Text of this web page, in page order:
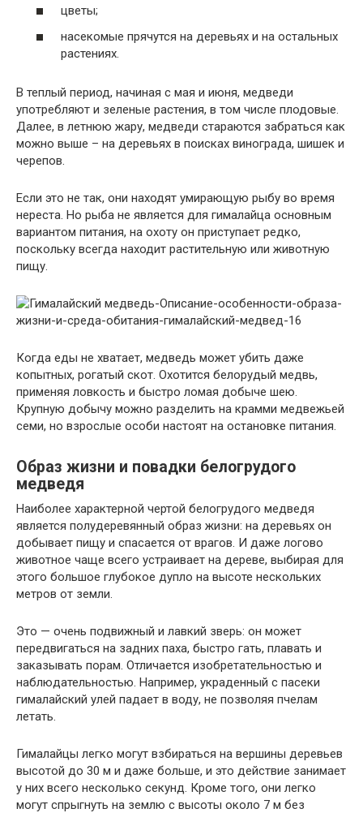
цветы;
насекомые прячутся на деревьях и на остальных
растениях.
В теплый период, начиная с мая и июня, медведи
употребляют и зеленые растения, в том числе плодовые.
Далее, в летнюю жару, медведи стараются забраться как
можно выше – на деревьях в поисках винограда, шишек и
черепов.
Если это не так, они находят умирающую рыбу во время
нереста. Но рыба не является для гималайца основным
вариантом питания, на охоту он приступает редко,
поскольку всегда находит растительную или животную
пищу.
Когда еды не хватает, медведь может убить даже
копытных, рогатый скот. Охотится белорудый медвь,
применяя ловкость и быстро ломая добыче шею.
Крупную добычу можно разделить на крамми медвежьей
семи, но взрослые особи настоят на остановке питания.
Образ жизни и повадки белогрудого
медведя
Наиболее характерной чертой белогрудого медведя
является полудеревянный образ жизни: на деревьях он
добывает пищу и спасается от врагов. И даже логово
животное чаще всего устраивает на дереве, выбирая для
этого большое глубокое дупло на высоте нескольких
метров от земли.
Это — очень подвижный и лавкий зверь: он может
передвигаться на задних паха, быстро гать, плавать и
заказывать порам. Отличается изобретательностью и
наблюдательностью. Например, украденный с пасеки
гималайский улей падает в воду, не позволяя пчелам
летать.
Гималайцы легко могут взбираться на вершины деревьев
высотой до 30 м и даже больше, и это действие занимает
у них всего несколько секунд. Кроме того, они легко
могут спрыгнуть на землю с высоты около 7 м без